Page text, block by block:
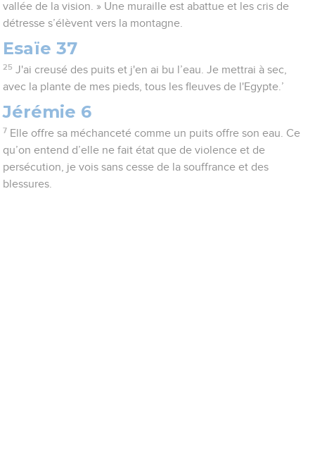
vallée de la vision. » Une muraille est abattue et les cris de
détresse s’élèvent vers la montagne.
Esaïe 37
25 J'ai creusé des puits et j'en ai bu l’eau. Je mettrai à sec,
avec la plante de mes pieds, tous les fleuves de l'Egypte.’
Jérémie 6
7 Elle offre sa méchanceté comme un puits offre son eau. Ce
qu’on entend d’elle ne fait état que de violence et de
persécution, je vois sans cesse de la souffrance et des
blessures.